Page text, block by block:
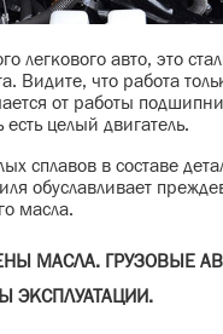
легкового авто, это
Видите, что работа
от работы
целый двигатель.
сплавов в составе
обуславливает
масла.
МАСЛА. ГРУЗОВЫЕ
ЭКСПЛУАТАЦИИ.